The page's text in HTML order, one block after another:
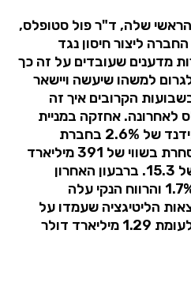
שלה, ד"ר פול סטופלס,
ליצור חיסון נגד
מדענים שעובדים על זה כך
למשהו שיעשה ויישאר
הקרובים איך זה
לאחרונה. אחזקה במניית
החברה נותנת תשואת דיבידנד של 2.6% בחברת
בריאות מובילה. החברה נסחרת בשווי של 391 מיליארד
דולר במכפיל רווח עתידי של 15.3. ברבעון האחרון
הכנסות החברה צמחו ב- 1.7% והרווח הנקי עלה
הוצאות הליטיגציה שעמדו על
264 מיליון דולר ברבעון, לעומת 1.29 מיליארד דולר